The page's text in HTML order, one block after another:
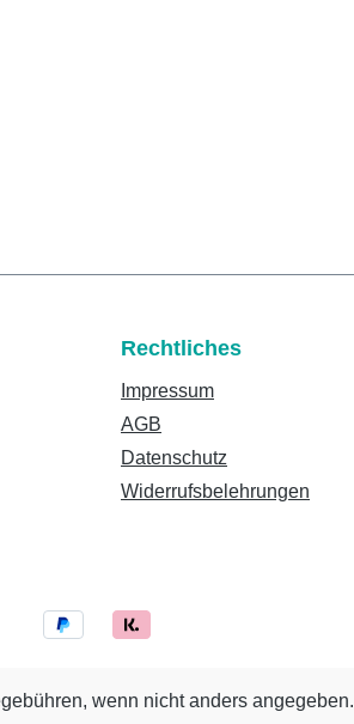
Rechtliches
Impressum
AGB
Datenschutz
Widerrufsbelehrungen
wenn nicht anders angegeben.